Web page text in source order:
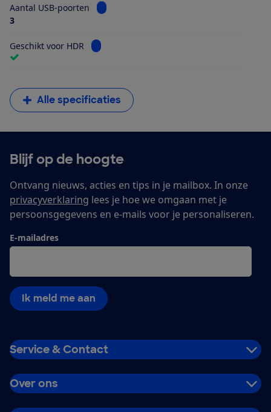
Aantal USB-poorten
Bekijk informatie voor Aantal USB-poorten
3
Geschikt voor HDR Bekijk informatie voor Geschikt voor HDR
Alle specificaties
Blijf op de hoogte
Ontvang nieuws, acties en tips in je mailbox. In onze
privacyverklaring lees je hoe we omgaan met je
persoonsgegevens en e-mails voor je personaliseren.
E-mailadres
Ik meld me aan
Service & Contact
Over ons